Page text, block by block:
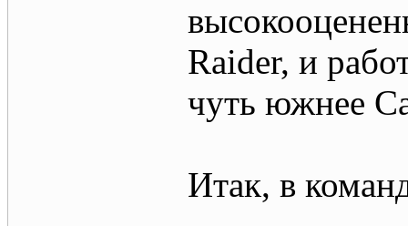
Raider, и
чуть южнее
Итак, в